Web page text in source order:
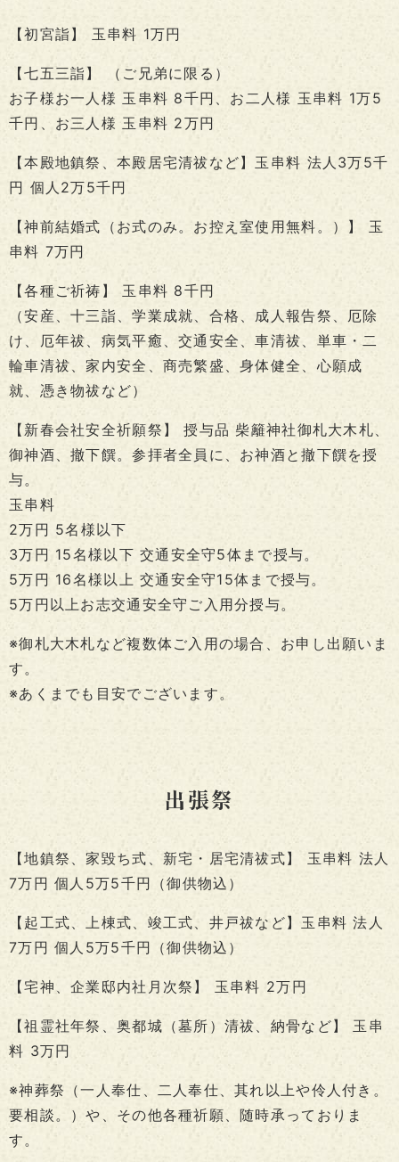
【初宮詣】 玉串料 1万円
【七五三詣】 （ご兄弟に限る）
お子様お一人様 玉串料 8千円、お二人様 玉串料 1万5
千円、お三人様 玉串料 2万円
【本殿地鎮祭、本殿居宅清祓など】玉串料 法人3万5千
円 個人2万5千円
【神前結婚式（お式のみ。お控え室使用無料。）】 玉
串料 7万円
【各種ご祈祷】 玉串料 8千円
（安産、十三詣、学業成就、合格、成人報告祭、厄除
け、厄年祓、病気平癒、交通安全、車清祓、単車・二
輪車清祓、家内安全、商売繁盛、身体健全、心願成
就、憑き物祓など）
【新春会社安全祈願祭】 授与品 柴籬神社御札大木札、
御神酒、撤下饌。参拝者全員に、お神酒と撤下饌を授
与。
玉串料
2万円 5名様以下
3万円 15名様以下 交通安全守5体まで授与。
5万円 16名様以上 交通安全守15体まで授与。
5万円以上お志交通安全守ご入用分授与。
※御札大木札など複数体ご入用の場合、お申し出願いま
す。
※あくまでも目安でございます。
出張祭
【地鎮祭、家毀ち式、新宅・居宅清祓式】 玉串料 法人
7万円 個人5万5千円（御供物込）
【起工式、上棟式、竣工式、井戸祓など】玉串料 法人
7万円 個人5万5千円（御供物込）
【宅神、企業邸内社月次祭】 玉串料 2万円
【祖霊社年祭、奥都城（墓所）清祓、納骨など】 玉串
料 3万円
※神葬祭（一人奉仕、二人奉仕、其れ以上や伶人付き。
要相談。）や、その他各種祈願、随時承っておりま
す。